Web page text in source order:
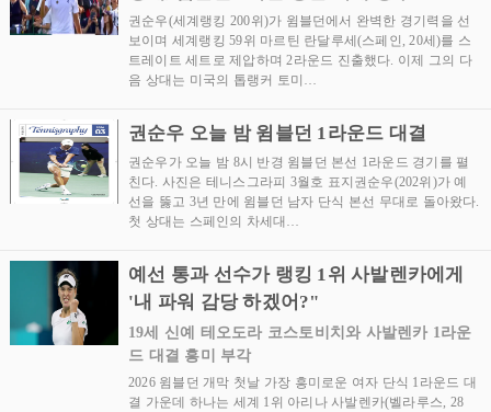
권순우(세계랭킹 200위)가 윔블던에서 완벽한 경기력을 선
보이며 세계랭킹 59위 마르틴 란달루세(스페인, 20세)를 스
트레이트 세트로 제압하며 2라운드 진출했다. 이제 그의 다
음 상대는 미국의 톱랭커 토미…
권순우 오늘 밤 윔블던 1라운드 대결
권순우가 오늘 밤 8시 반경 윔블던 본선 1라운드 경기를 펼
친다. 사진은 테니스그라피 3월호 표지권순우(202위)가 예
선을 뚫고 3년 만에 윔블던 남자 단식 본선 무대로 돌아왔다.
첫 상대는 스페인의 차세대…
예선 통과 선수가 랭킹 1위 사발렌카에게
'내 파워 감당 하겠어?"
19세 신예 테오도라 코스토비치와 사발렌카 1라운
드 대결 흥미 부각
2026 윔블던 개막 첫날 가장 흥미로운 여자 단식 1라운드 대
결 가운데 하나는 세계 1위 아리나 사발렌카(벨라루스, 28